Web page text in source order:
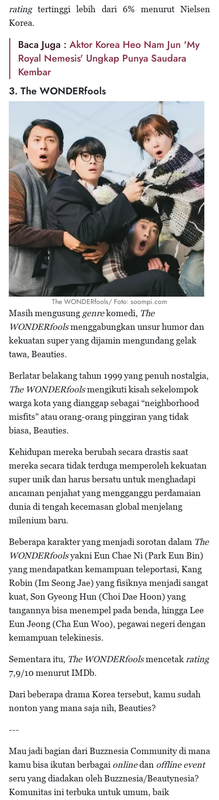
ratingtertinggi lebih dari 6% menurut Nielsen
Korea.
Baca Juga : Aktor Korea Heo Nam Jun 'My
Royal Nemesis' Ungkap Punya Saudara
Kembar
3. The WONDERfools
The WONDERfools/ Foto: soompi.com
Masih mengusung genrekomedi, The
WONDERfoolsmenggabungkan unsur humor dan
kekuatan super yang dijamin mengundang gelak
tawa, Beauties.
Berlatar belakang tahun 1999 yang penuh nostalgia,
The WONDERfoolsmengikuti kisah sekelompok
warga kota yang dianggap sebagai “neighborhood
misfits” atau orang-orang pinggiran yang tidak
biasa, Beauties.
Kehidupan mereka berubah secara drastis saat
mereka secara tidak terduga memperoleh kekuatan
super unik dan harus bersatu untuk menghadapi
ancaman penjahat yang mengganggu perdamaian
dunia di tengah kecemasan global menjelang
milenium baru.
Beberapa karakter yang menjadi sorotan dalam The
WONDERfoolsyakni Eun Chae Ni (Park Eun Bin)
yang mendapatkan kemampuan teleportasi, Kang
Robin (Im Seong Jae) yang fisiknya menjadi sangat
kuat, Son Gyeong Hun (Choi Dae Hoon) yang
tangannya bisa menempel pada benda, hingga Lee
Eun Jeong (Cha Eun Woo), pegawai negeri dengan
kemampuan telekinesis.
Sementara itu, The WONDERfoolsmencetak rating
7,9/10 menurut IMDb.
Dari beberapa drama Korea tersebut, kamu sudah
nonton yang mana saja nih, Beauties?
---
Mau jadi bagian dari Buzznesia Community di mana
kamu bisa ikutan berbagai onlinedan offline event
seru yang diadakan oleh Buzznesia/Beautynesia?
Komunitas ini terbuka untuk umum, baik